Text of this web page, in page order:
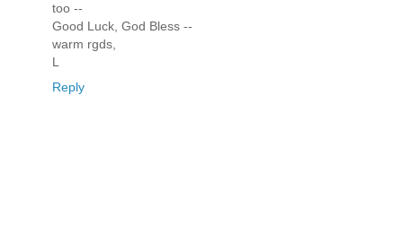
too --
Good Luck, God Bless --
warm rgds,
L
Reply